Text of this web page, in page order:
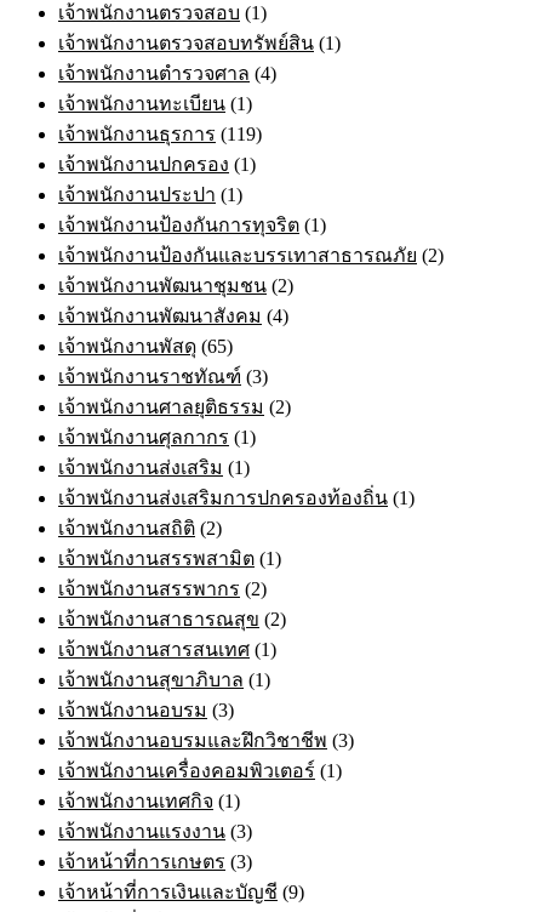
เจ้าพนักงานตรวจสอบ (1)
เจ้าพนักงานตรวจสอบทรัพย์สิน (1)
เจ้าพนักงานตำรวจศาล (4)
เจ้าพนักงานทะเบียน (1)
เจ้าพนักงานธุรการ (119)
เจ้าพนักงานปกครอง (1)
เจ้าพนักงานประปา (1)
เจ้าพนักงานป้องกันการทุจริต (1)
เจ้าพนักงานป้องกันและบรรเทาสาธารณภัย (2)
เจ้าพนักงานพัฒนาชุมชน (2)
เจ้าพนักงานพัฒนาสังคม (4)
เจ้าพนักงานพัสดุ (65)
เจ้าพนักงานราชทัณฑ์ (3)
เจ้าพนักงานศาลยุติธรรม (2)
เจ้าพนักงานศุลกากร (1)
เจ้าพนักงานส่งเสริม (1)
เจ้าพนักงานส่งเสริมการปกครองท้องถิ่น (1)
เจ้าพนักงานสถิติ (2)
เจ้าพนักงานสรรพสามิต (1)
เจ้าพนักงานสรรพากร (2)
เจ้าพนักงานสาธารณสุข (2)
เจ้าพนักงานสารสนเทศ (1)
เจ้าพนักงานสุขาภิบาล (1)
เจ้าพนักงานอบรม (3)
เจ้าพนักงานอบรมและฝึกวิชาชีพ (3)
เจ้าพนักงานเครื่องคอมพิวเตอร์ (1)
เจ้าพนักงานเทศกิจ (1)
เจ้าพนักงานแรงงาน (3)
เจ้าหน้าที่การเกษตร (3)
เจ้าหน้าที่การเงินและบัญชี (9)